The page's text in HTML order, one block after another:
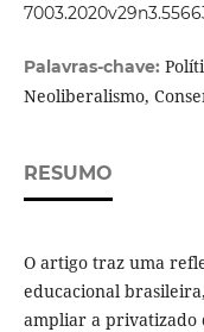
Palavras-chave:
Neoliberalismo,
RESUMO
O artigo traz uma
educacional
ampliar a privatizado